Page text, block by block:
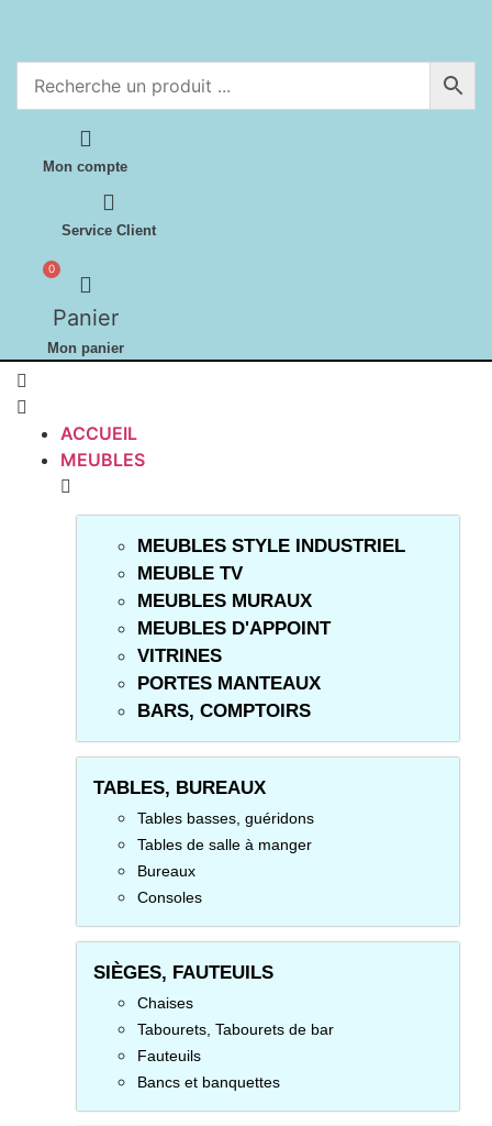
contenu
Mon compte
Service Client
0
Panier
Mon panier
ACCUEIL
MEUBLES
MEUBLES STYLE INDUSTRIEL
MEUBLE TV
MEUBLES MURAUX
MEUBLES D'APPOINT
VITRINES
PORTES MANTEAUX
BARS, COMPTOIRS
TABLES, BUREAUX
Tables basses, guéridons
Tables de salle à manger
Bureaux
Consoles
SIÈGES, FAUTEUILS
Chaises
Tabourets, Tabourets de bar
Fauteuils
Bancs et banquettes